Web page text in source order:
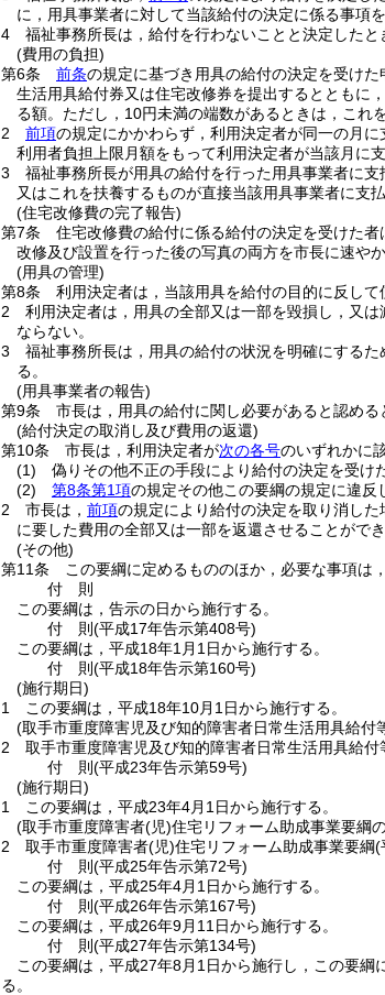
に，用具事業者に対して当該給付の決定に係る事項
4
福祉事務所長は，給付を行わないことと決定した
(費用の負担)
第6条
前条の規定に基づき用具の給付の決定を受けた
生活用具給付券又は住宅改修券を提出するとともに
る額。ただし，10円未満の端数があるときは，これ
2
前項の規定にかかわらず，利用決定者が同一の月
利用者負担上限月額をもって利用決定者が当該月に
3
福祉事務所長が用具の給付を行った用具事業者に
又はこれを扶養するものが直接当該用具事業者に支
(住宅改修費の完了報告)
第7条
住宅改修費の給付に係る給付の決定を受けた
改修及び設置を行った後の写真の両方を市長に速や
(用具の管理)
第8条
利用決定者は，当該用具を給付の目的に反し
2
利用決定者は，用具の全部又は一部を毀損し，又
ならない。
3
福祉事務所長は，用具の給付の状況を明確にする
る。
(用具事業者の報告)
第9条
市長は，用具の給付に関し必要があると認め
(給付決定の取消し及び費用の返還)
第10条
市長は，利用決定者が次の各号のいずれかに
(1)
偽りその他不正の手段により給付の決定を受け
(2)
第8条第1項の規定その他この要綱の規定に違反
2
市長は， 前項の規定により給付の決定を取り消し
に要した費用の全部又は一部を返還させることができ
(その他)
第11条
この要綱に定めるもののほか，必要な事項は
付 則
この要綱は，告示の日から施行する。
付 則(平成17年告示第408号)
この要綱は，平成18年1月1日から施行する。
付 則(平成18年告示第160号)
(施行期日)
1
この要綱は，平成18年10月1日から施行する。
(取手市重度障害児及び知的障害者日常生活用具給付
2
取手市重度障害児及び知的障害者日常生活用具給付
付 則(平成23年告示第59号)
(施行期日)
1
この要綱は，平成23年4月1日から施行する。
(取手市重度障害者(児)住宅リフォーム助成事業要綱
2
取手市重度障害者(児)住宅リフォーム助成事業要綱(
付 則(平成25年告示第72号)
この要綱は，平成25年4月1日から施行する。
付 則(平成26年告示第167号)
この要綱は，平成26年9月11日から施行する。
付 則(平成27年告示第134号)
この要綱は，平成27年8月1日から施行し，この要
る。